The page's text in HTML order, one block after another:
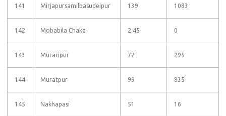
141 Mirjapursamilbasudeipur 139 1083
142 Mobabila Chaka 2.45 0
143 Muraripur 72 295
144 Muratpur 99 835
145 Nakhapasi 51 16